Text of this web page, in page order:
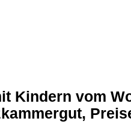
Kindern vom